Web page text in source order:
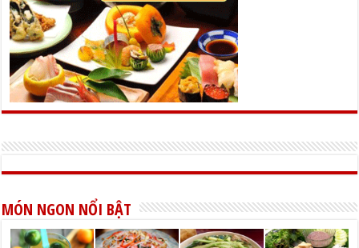
MÓN NGON NỔI BẬT